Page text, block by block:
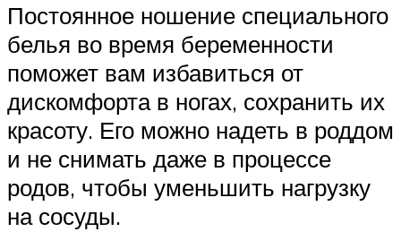
Постоянное ношение специального
белья во время беременности
поможет вам избавиться от
дискомфорта в ногах, сохранить их
красоту. Его можно надеть в роддом
и не снимать даже в процессе
родов, чтобы уменьшить нагрузку
на сосуды.